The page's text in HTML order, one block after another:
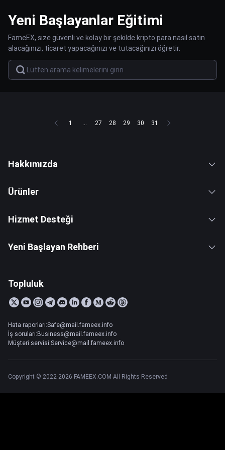
Yeni Başlayanlar Eğitimi
FameEX, size güvenli ve kolay bir şekilde kripto para nasıl satın
alacağınızı, ticaret yapacağınızı ve tutacağınızı öğretir.
1 ... 27 28 29 30 31
Hakkımızda
Ürünler
Hizmet Desteği
Yeni Başlayan Rehberi
Topluluk
Hata raporları:Safe@mail.fameex.info
İş soruları:Business@mail.fameex.info
Müşteri servisi:Service@mail.fameex.info
Copyright © 2022-2026 FAMEEX.COM All Rights Reserved